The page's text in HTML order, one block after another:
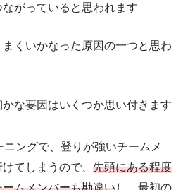
がっていると思われます
くいかなった原因の一つと思わ
な要因はいくつか思い付きます
ングで、登りが強いチームメ
てしまうので、 先頭にある程度
ムメンバーも勘違いし、最初の